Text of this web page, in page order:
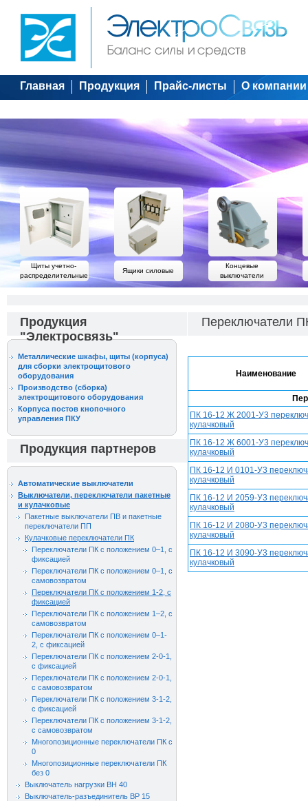
Главная Продукция Прайс-листы О компании
Щиты учетно-
распределительные
Ящики силовые
Концевые
выключатели
Продукция
"Электросвязь"
Металлические шкафы, щиты (корпуса)
для сборки электрощитового
оборудования
Производство (сборка)
электрощитового оборудования
Корпуса постов кнопочного
управления ПКУ
Продукция партнеров
Автоматические выключатели
Выключатели, переключатели пакетные
и кулачковые
Пакетные выключатели ПВ и пакетные
переключатели ПП
Кулачковые переключатели ПК
Переключатели ПК с положением 0–1, с
фиксацией
Переключатели ПК с положением 0–1, с
самовозвратом
Переключатели ПК с положением 1-2, с
фиксацией
Переключатели ПК с положением 1–2, с
самовозвратом
Переключатели ПК с положением 0–1-
2, с фиксацией
Переключатели ПК с положением 2-0-1,
с фиксацией
Переключатели ПК с положением 2-0-1,
с самовозвратом
Переключатели ПК с положением 3-1-2,
с фиксацией
Переключатели ПК с положением 3-1-2,
с самовозвратом
Многопозиционные переключатели ПК с
0
Многопозиционные переключатели ПК
без 0
Выключатель нагрузки ВН 40
Выключатель-разъединитель ВР 15
Переключатели
Наименование
ПК 16-12 Ж 2001-У3
кулачковый
ПК 16-12 Ж 6001-У3
кулачковый
ПК 16-12 И 0101-У3
кулачковый
ПК 16-12 И 2059-У3
кулачковый
ПК 16-12 И 2080-У3
кулачковый
ПК 16-12 И 3090-У3
кулачковый